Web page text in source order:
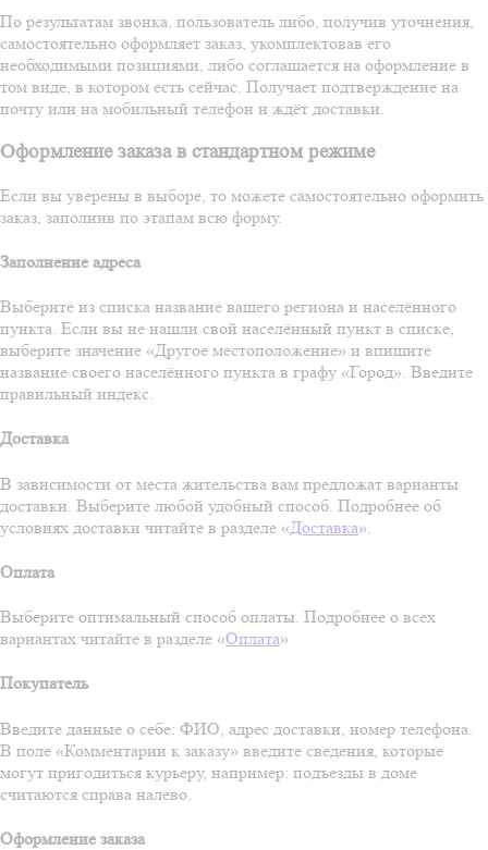
По результатам звонка, пользователь либо, получив уточнения,
самостоятельно оформляет заказ, укомплектовав его
необходимыми позициями, либо соглашается на оформление в
том виде, в котором есть сейчас. Получает подтверждение на
почту или на мобильный телефон и ждёт доставки.
Оформление заказа в стандартном режиме
Если вы уверены в выборе, то можете самостоятельно оформить
заказ, заполнив по этапам всю форму.
Заполнение адреса
Выберите из списка название вашего региона и населённого
пункта. Если вы не нашли свой населённый пункт в списке,
выберите значение «Другое местоположение» и впишите
название своего населённого пункта в графу «Город». Введите
правильный индекс.
Доставка
В зависимости от места жительства вам предложат варианты
доставки. Выберите любой удобный способ. Подробнее об
условиях доставки читайте в разделе «Доставка».
Оплата
Выберите оптимальный способ оплаты. Подробнее о всех
вариантах читайте в разделе «Оплата»
Покупатель
Введите данные о себе: ФИО, адрес доставки, номер телефона.
В поле «Комментарии к заказу» введите сведения, которые
могут пригодиться курьеру, например: подъезды в доме
считаются справа налево.
Оформление заказа